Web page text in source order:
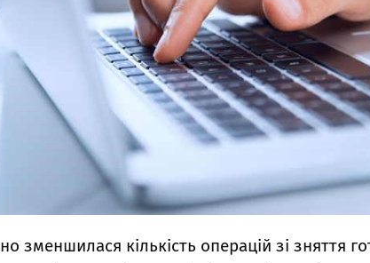
зменшилася кількість операцій зі зняття